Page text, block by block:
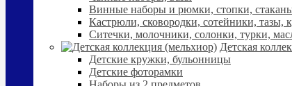
Винные наборы и рюмки, стопки,
Кастрюли, сковородки, сотейники, тазы,
Ситечки, молочники, солонки, турки,
Детская
Детские кружки, бульонницы
Детские фоторамки